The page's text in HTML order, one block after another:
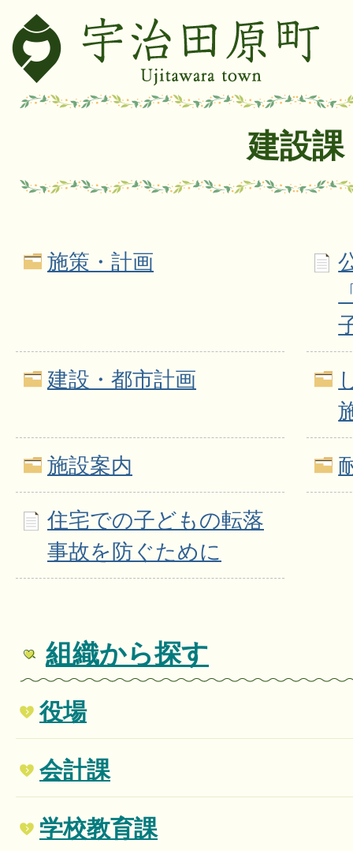
建設課
施策・計画
建設・都市計画
施設案内
住宅での子どもの転落
事故を防ぐために
組織から探す
役場
会計課
学校教育課